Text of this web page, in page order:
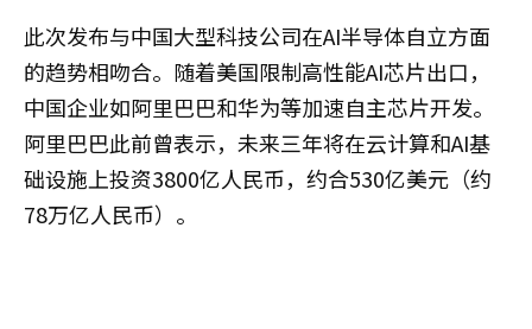
此次发布与中国大型科技公司在AI半导体自立方面
的趋势相吻合。随着美国限制高性能AI芯片出口，
中国企业如阿里巴巴和华为等加速自主芯片开发。
阿里巴巴此前曾表示，未来三年将在云计算和AI基
础设施上投资3800亿人民币，约合530亿美元（约
78万亿人民币）。